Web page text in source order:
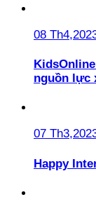
08
nguồn lực
07
Happy